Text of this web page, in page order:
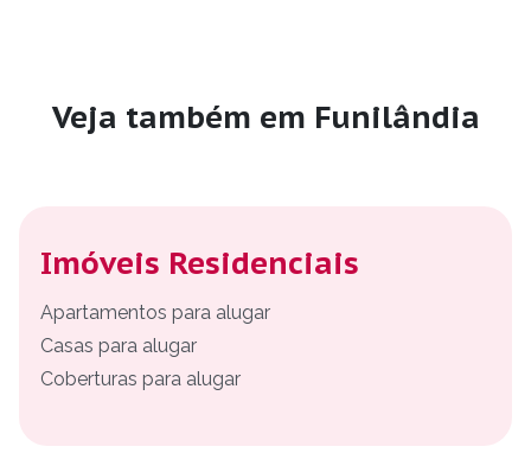
Veja também em Funilândia
Imóveis Residenciais
Apartamentos para alugar
Casas para alugar
Coberturas para alugar